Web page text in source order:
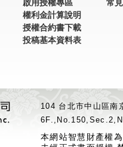
啟用授權專區
權利金計算說明
授權合約書下載
投稿基本資料表
常
104 台北市中山區
本網站智慧財產權